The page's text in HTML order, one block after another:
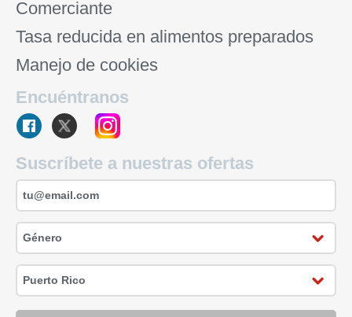
Comerciante
Tasa reducida en alimentos preparados
Manejo de cookies
Encuéntranos
Suscríbete a nuestras ofertas